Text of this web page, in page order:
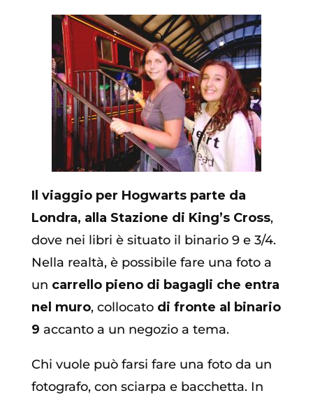
Il viaggio per Hogwarts parte da
Londra, alla Stazione di King’s Cross,
dove nei libri è situato il binario 9 e 3/4.
Nella realtà, è possibile fare una foto a
un carrello pieno di bagagli che entra
nel muro, collocato di fronte al binario
9 accanto a un negozio a tema.
Chi vuole può farsi fare una foto da un
fotografo, con sciarpa e bacchetta. In